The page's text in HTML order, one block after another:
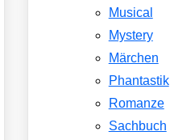
Musical
Mystery
Märchen
Phantastik
Romanze
Sachbuch